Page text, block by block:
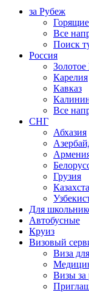
за Рубеж
Все
Поиск
Россия
Карелия
Кавказ
Все
СНГ
Абхазия
Грузия
Для
Автобусные
Круиз
Визовый
Виза
Визы за